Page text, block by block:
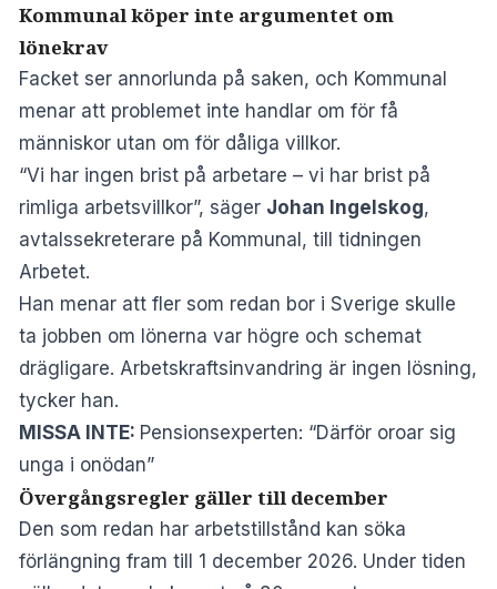
Kommunal köper inte argumentet om
lönekrav
Facket ser annorlunda på saken, och Kommunal
menar att problemet inte handlar om för få
människor utan om för dåliga villkor.
“Vi har ingen brist på arbetare – vi har brist på
rimliga arbetsvillkor”, säger Johan Ingelskog,
avtalssekreterare på Kommunal, till tidningen
Arbetet.
Han menar att fler som redan bor i Sverige skulle
ta jobben om lönerna var högre och schemat
drägligare. Arbetskraftsinvandring är ingen lösning,
tycker han.
MISSA INTE: Pensionsexperten: “Därför oroar sig
unga i onödan”
Övergångsregler gäller till december
Den som redan har arbetstillstånd kan söka
förlängning fram till 1 december 2026. Under tiden